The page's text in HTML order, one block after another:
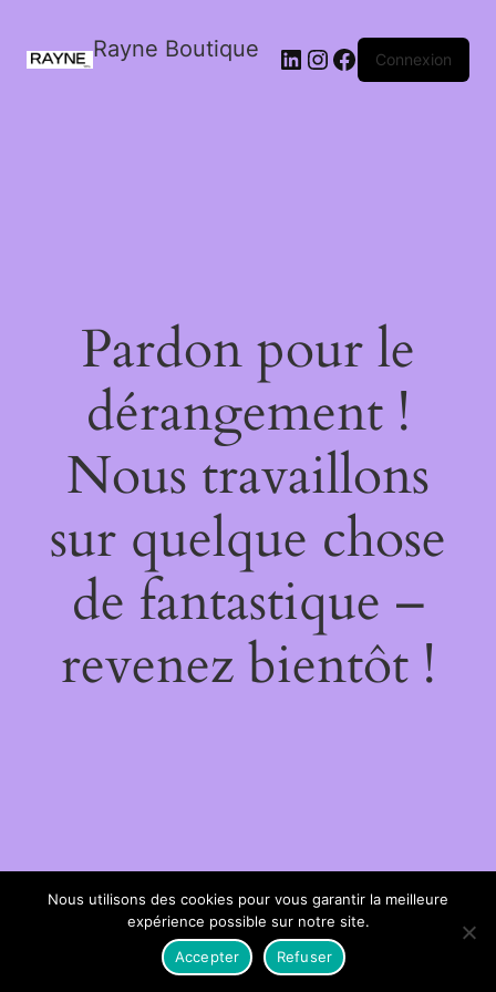
Rayne Boutique Connexion
Pardon pour le
dérangement !
Nous travaillons
sur quelque chose
de fantastique –
revenez bientôt !
Nous utilisons des cookies pour vous garantir la meilleure
expérience possible sur notre site.
Accepter
Refuser